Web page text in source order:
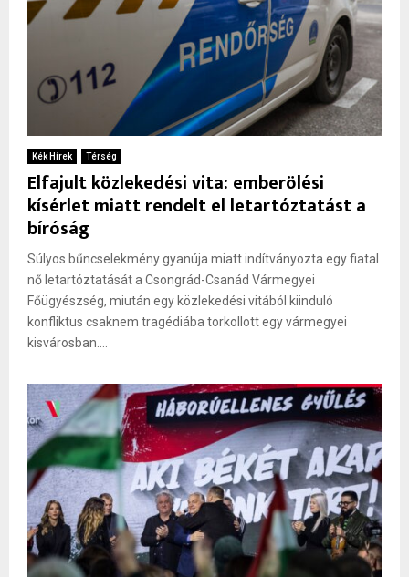
Kék Hírek Térség
Elfajult közlekedési vita: emberölési
kísérlet miatt rendelt el letartóztatást a
bíróság
Súlyos bűncselekmény gyanúja miatt indítványozta egy fiatal
nő letartóztatását a Csongrád-Csanád Vármegyei
Főügyészség, miután egy közlekedési vitából kiinduló
konfliktus csaknem tragédiába torkollott egy vármegyei
kisvárosban....